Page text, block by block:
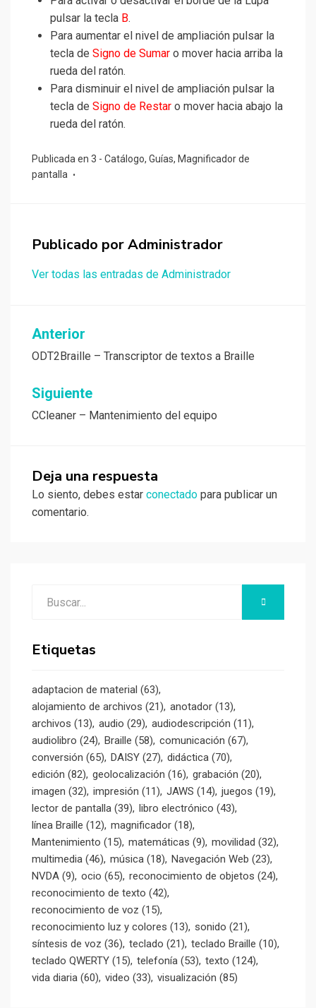
pulsar la tecla B.
Para aumentar el nivel de ampliación pulsar la
tecla de Signo de Sumar o mover hacia arriba la
rueda del ratón.
Para disminuir el nivel de ampliación pulsar la
tecla de Signo de Restar o mover hacia abajo la
rueda del ratón.
Publicada en 3 - Catálogo, Guías, Magnificador de
pantalla
Publicado porAdministrador
Ver todas las entradas de Administrador
Navegación
de
entradas
Anterior
ODT2Braille – Transcriptor de textos a Braille
Siguiente
CCleaner – Mantenimiento del equipo
Deja una respuesta
Lo siento, debes estar conectado para publicar un
comentario.
BUSCAR
Etiquetas
adaptacion de material (63)
alojamiento de archivos (21) anotador (13)
archivos (13) audio (29) audiodescripción (11)
audiolibro (24) Braille (58) comunicación (67)
conversión (65) DAISY (27) didáctica (70)
edición (82) geolocalización (16) grabación (20)
imagen (32) impresión (11) JAWS (14) juegos (19)
lector de pantalla (39) libro electrónico (43)
línea Braille (12) magnificador (18)
Mantenimiento (15) matemáticas (9) movilidad (32)
multimedia (46) música (18) Navegación Web (23)
NVDA (9) ocio (65) reconocimiento de objetos (24)
reconocimiento de texto (42)
reconocimiento de voz (15)
reconocimiento luz y colores (13) sonido (21)
síntesis de voz (36) teclado (21) teclado Braille (10)
teclado QWERTY (15) telefonía (53) texto (124)
vida diaria (60) video (33) visualización (85)